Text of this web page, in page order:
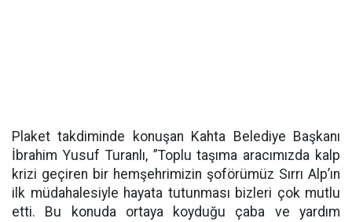
Plaket takdiminde konuşan Kahta Belediye Başkanı
İbrahim Yusuf Turanlı, ”Toplu taşıma aracımızda kalp
krizi geçiren bir hemşehrimizin şoförümüz Sırrı Alp’ın
ilk müdahalesiyle hayata tutunması bizleri çok mutlu
etti. Bu konuda ortaya koyduğu çaba ve yardım